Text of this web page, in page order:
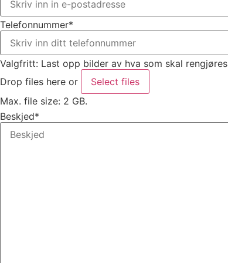
Telefonnummer*
Valgfritt: Last opp bilder av hva som skal rengjøres
Drop files here or
Select files
Max. file size: 2 GB.
Beskjed*